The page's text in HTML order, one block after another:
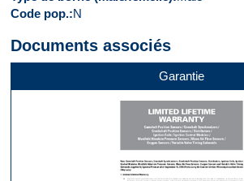
Code pop. N
Documents associés
Garantie